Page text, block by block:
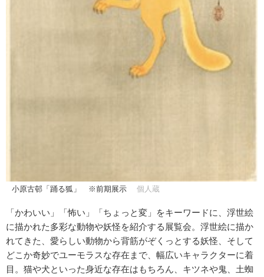
小原古邨「踊る狐」 ※前期展示 個人蔵
「かわいい」「怖い」「ちょっと変」をキーワードに、浮世絵
に描かれた多彩な動物や妖怪を紹介する展覧会。浮世絵に描か
れてきた、愛らしい動物から背筋がぞくっとする妖怪、そして
どこか奇妙でユーモラスな存在まで、幅広いキャラクターに着
目。猫や犬といった身近な存在はもちろん、キツネや鬼、土蜘